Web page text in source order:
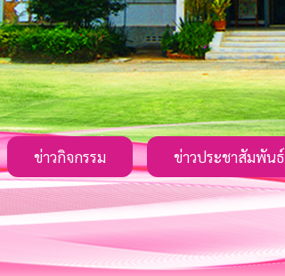
ข่าวกิจกรรม ข่าวประชาสัมพันธ์